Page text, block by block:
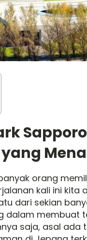
orang
kali ini kita
dari sekian
dalam membuat
saja, asal ada